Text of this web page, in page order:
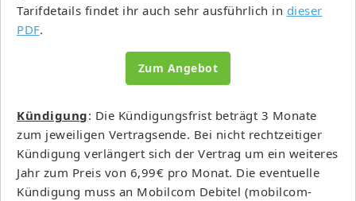
Tarifdetails findet ihr auch sehr ausführlich in dieser
PDF.
Zum Angebot
Kündigung: Die Kündigungsfrist beträgt 3 Monate
zum jeweiligen Vertragsende. Bei nicht rechtzeitiger
Kündigung verlängert sich der Vertrag um ein weiteres
Jahr zum Preis von 6,99€ pro Monat. Die eventuelle
Kündigung muss an Mobilcom Debitel (mobilcom-